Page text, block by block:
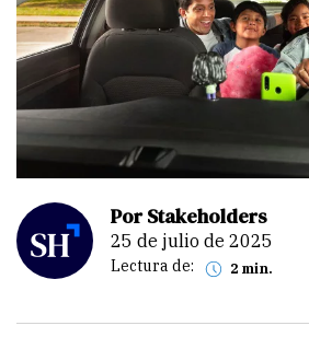
Por Stakeholders
25 de julio de 2025
Lectura de: 2 min.